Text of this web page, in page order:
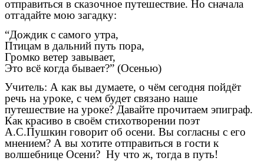
отправиться в сказочное путешествие. Но сначала
отгадайте мою загадку:
“Дождик с самого утра,
Птицам в дальний путь пора,
Громко ветер завывает,
Это всё когда бывает?” (Осенью)
Учитель: А как вы думаете, о чём сегодня пойдёт
речь на уроке, с чем будет связано наше
путешествие на уроке? Давайте прочитаем эпиграф.
Как красиво в своём стихотворении поэт
А.С.Пушкин говорит об осени. Вы согласны с его
мнением? А вы хотите отправиться в гости к
волшебнице Осени? Ну что ж, тогда в путь!